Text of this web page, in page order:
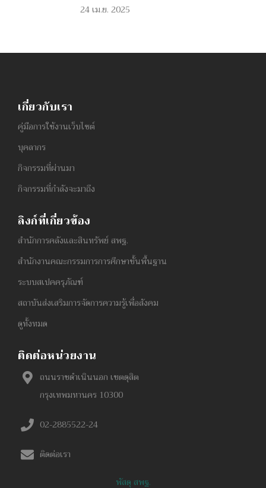
24 เม.ย. 2025
เกี่ยวกับเรา
คู่มือการใช้งานเว็บไซต์
บุคลากร
กิจกรรมที่ผ่านมา
กิจกรรมที่กำลังจะมาถึง
ลิงก์ที่เกี่ยวข้อง
สำนักการคลังและสินทรัพย์ สพฐ.
สำนักงานคณะกรรมการการศึกษาขั้นพื้นฐาน
ระบบสเปคครุภัณฑ์
สถาบันส่งเสริมการจัดการความรู้เพื่อสังคม
ดูทั้งหมด
ติดต่อหน่วยงาน
ถนนราชดำเนินนอก เขตดุสิต
กรุงเทพมหานคร 10300
02-2885522-24
ติดต่อเรา
พัสดุ สพฐ.